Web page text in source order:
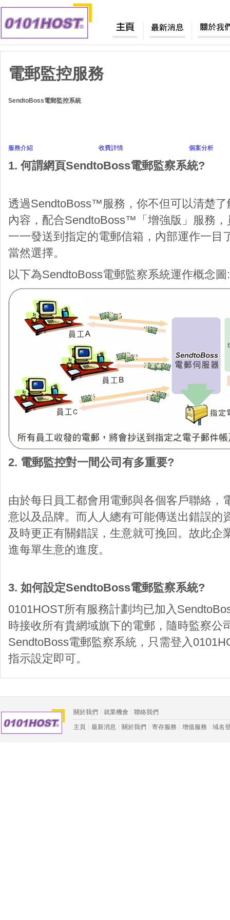
電郵監控服務
SendtoBoss電郵監控系統
服務介紹 收費詳情 個案分析
1. 何謂網頁SendtoBoss電郵監察系統?
透過SendtoBoss™服務，你不但可以清楚
內容，配合SendtoBoss™「增強版」服務
一一發送到指定的電郵信箱，內部運作一目
當然選擇。
以下為SendtoBoss電郵監察系統運作概念圖:
2. 電郵監控對一間公司有多重要?
由於每日員工都會用電郵與各個客戶聯絡，
意以及品牌。而人人總有可能傳送出錯誤的
及時更正有關錯誤，生意就可挽回。故此企
進每單生意的進度。
3. 如何設定SendtoBoss電郵監察系統?
0101HOST所有服務計劃均已加入
時接收所有貴網域旗下的電郵，隨時監察公
SendtoBoss電郵監察系統，只需登入
指示設定即可。
關於我們 就業機會 聯絡我們
主頁 最新消息 關於我們 寄存服務 增值服務 域名